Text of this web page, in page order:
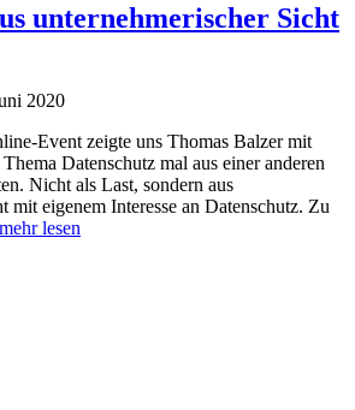
unternehmerischer Sicht
2020
Event zeigte uns Thomas Balzer mit
Datenschutz mal aus einer anderen
Nicht als Last, sondern aus
mit eigenem Interesse an Datenschutz. Zu
mehr lesen